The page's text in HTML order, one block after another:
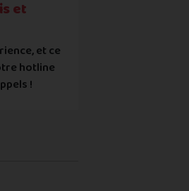
et
et ce
hotline
!